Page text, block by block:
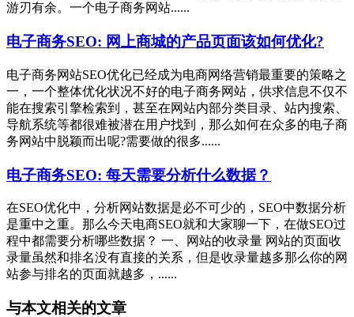
游刃有余。一个电子商务网站......
电子商务SEO: 网上商城的产品页面该如何优化?
电子商务网站SEO优化已经成为电商网络营销最重要的策略之
一，一个整体优化状况不好的电子商务网站，供求信息不仅不
能在搜索引擎检索到，甚至在网站内部分类目录、站内搜索、
导航系统等都很难被潜在用户找到，那么如何在众多的电子商
务网站中脱颖而出呢?需要做的很多......
电子商务SEO: 每天需要分析什么数据？
在SEO优化中，分析网站数据是必不可少的，SEO中数据分析
是重中之重。那么今天电商SEO就和大家聊一下，在做SEO过
程中都需要分析哪些数据？ 一、网站的收录量 网站的页面收
录量虽然和排名没有直接的关系，但是收录量越多那么你的网
站参与排名的页面就越多，......
与本文相关的文章